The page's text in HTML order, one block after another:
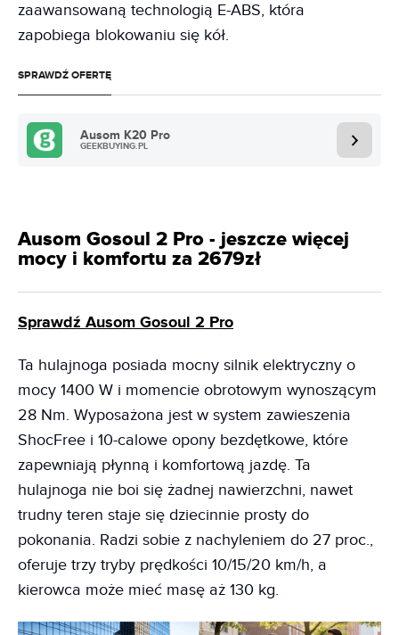
zaawansowaną technologią E-ABS, która
zapobiega blokowaniu się kół.
SPRAWDŹ OFERTĘ
Ausom K20 Pro
GEEKBUYING.PL
Ausom Gosoul 2 Pro - jeszcze więcej
mocy i komfortu za 2679zł
Sprawdź Ausom Gosoul 2 Pro
Ta hulajnoga posiada mocny silnik elektryczny o
mocy 1400 W i momencie obrotowym wynoszącym
28 Nm. Wyposażona jest w system zawieszenia
ShocFree i 10-calowe opony bezdętkowe, które
zapewniają płynną i komfortową jazdę. Ta
hulajnoga nie boi się żadnej nawierzchni, nawet
trudny teren staje się dziecinnie prosty do
pokonania. Radzi sobie z nachyleniem do 27 proc.,
oferuje trzy tryby prędkości 10/15/20 km/h, a
kierowca może mieć masę aż 130 kg.